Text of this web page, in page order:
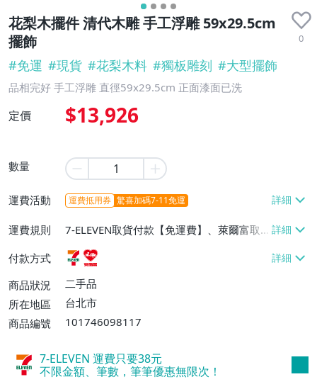
花梨木擺件 清代木雕 手工浮雕 59x29.5cm
擺飾
0
#免運 #現貨 #花梨木料 #獨板雕刻 #大型擺飾
品相完好 手工浮雕 直徑59x29.5cm 正面漆面已洗
定價 $13,926
數量
運費活動 運費抵用券 驚喜加碼7-11免運
運費規則
7-ELEVEN取貨付款【免運費】、萊爾富取
貨付款【免運費】
付款方式
商品狀況
二手品
所在地區
台北市
商品編號
101746098117
7-ELEVEN 運費只要38元
不限金額、筆數，筆筆優惠無限次！